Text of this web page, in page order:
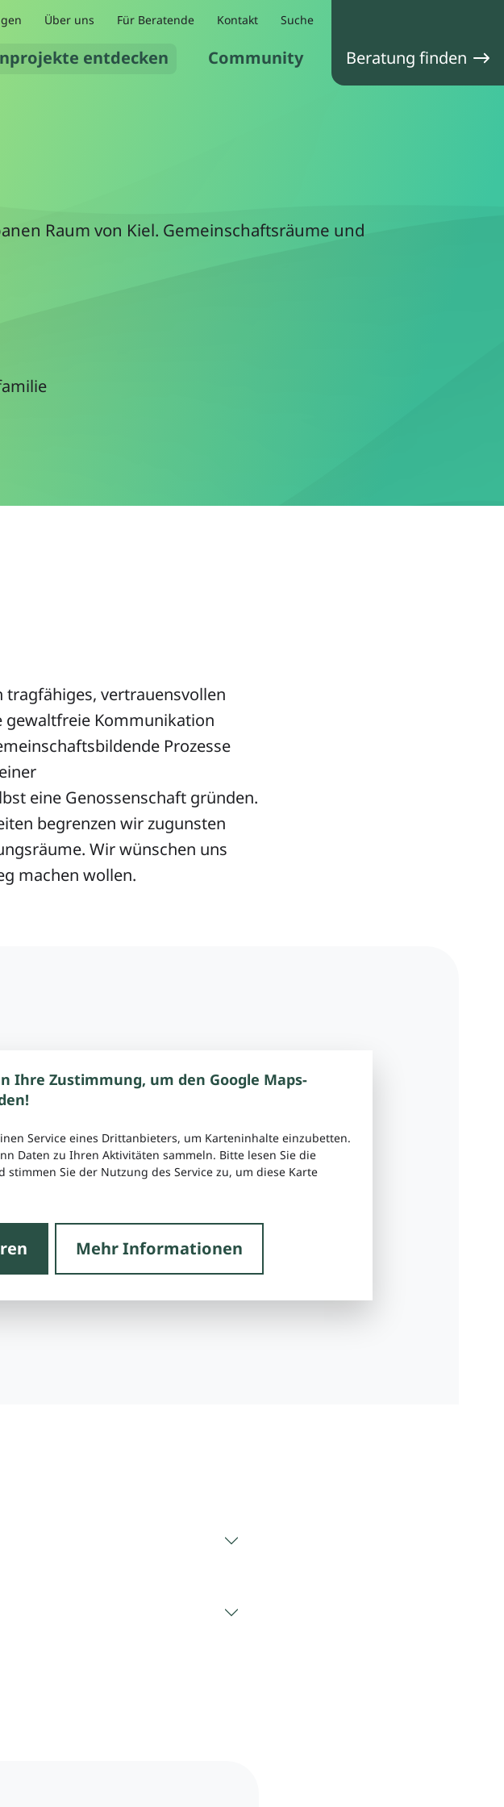
entdecken Community
Über uns Für Beratende Kontakt Suche
Beratung finden
Raum von Kiel. Gemeinschaftsräume und
tragfähiges, vertrauensvollen
gewaltfreie Kommunikation
Prozesse
eine Genossenschaft gründen.
begrenzen wir zugunsten
Wir wünschen uns
machen wollen.
Ihre Zustimmung, um den Google Maps-
Service eines Drittanbieters, um Karteninhalte einzubetten.
Daten zu Ihren Aktivitäten sammeln. Bitte lesen Sie die
stimmen Sie der Nutzung des Service zu, um diese Karte
Mehr Informationen